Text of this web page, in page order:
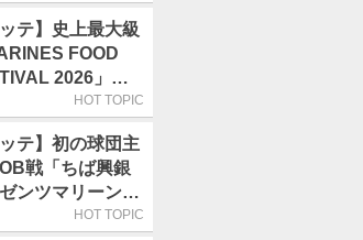
ッテ】史上最大級
FOOD
2026」第4
KOREAN
初日はビール半額
HOT TOPIC
ッテ】初の球団主
戦「ちば興銀
ンツマリーンズ
シャルゲームHOT TOPIC